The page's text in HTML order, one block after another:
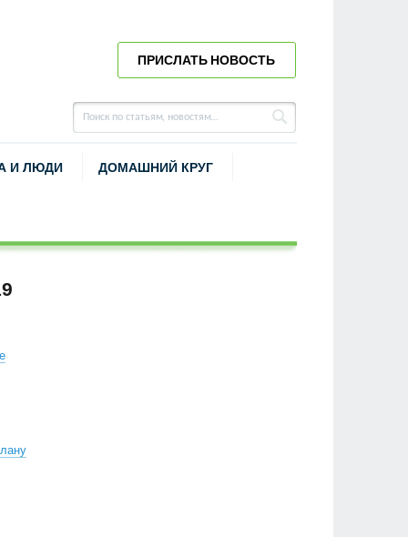
ПРИСЛАТЬ НОВОСТЬ
И ЛЮДИ ДОМАШНИЙ КРУГ